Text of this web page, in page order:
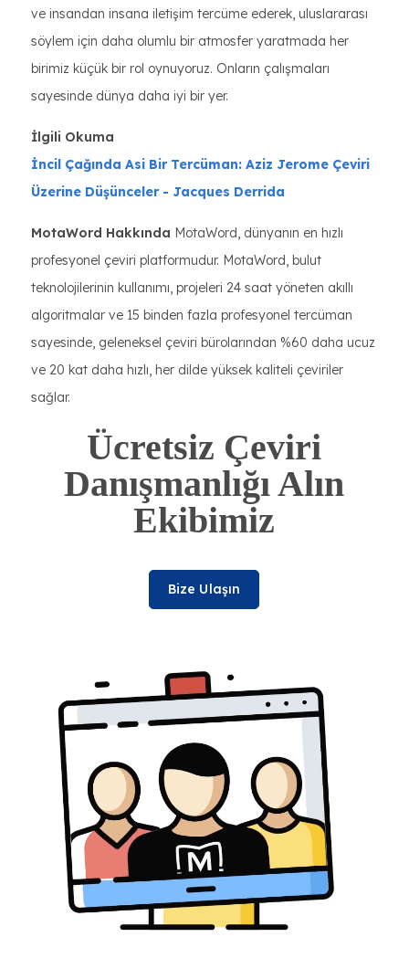
ve insandan insana iletişim tercüme ederek, uluslararası
söylem için daha olumlu bir atmosfer yaratmada her
birimiz küçük bir rol oynuyoruz. Onların çalışmaları
sayesinde dünya daha iyi bir yer.
İlgili Okuma
İncil Çağında Asi Bir Tercüman: Aziz Jerome Çeviri
Üzerine Düşünceler - Jacques Derrida
MotaWord Hakkında MotaWord, dünyanın en hızlı
profesyonel çeviri platformudur. MotaWord, bulut
teknolojilerinin kullanımı, projeleri 24 saat yöneten akıllı
algoritmalar ve 15 binden fazla profesyonel tercüman
sayesinde, geleneksel çeviri bürolarından %60 daha ucuz
ve 20 kat daha hızlı, her dilde yüksek kaliteli çeviriler
sağlar.
Ücretsiz Çeviri
Danışmanlığı Alın
Ekibimiz
Bize Ulaşın